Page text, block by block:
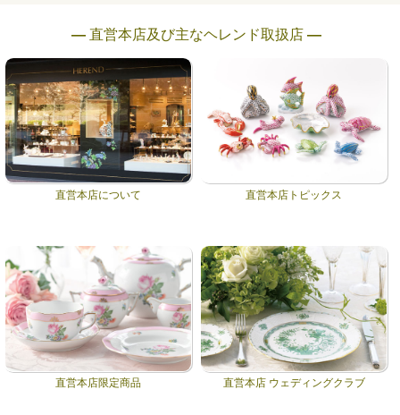
― 直営本店及び主なヘレンド取扱店 ―
直営本店について 直営本店トピックス
直営本店限定商品 直営本店 ウェディングクラブ